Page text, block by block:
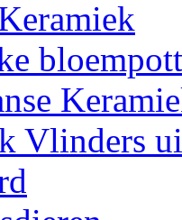
Vlinders